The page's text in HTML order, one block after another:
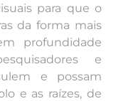
para que o
da forma mais
profundidade
e
e possam
e as raízes, de